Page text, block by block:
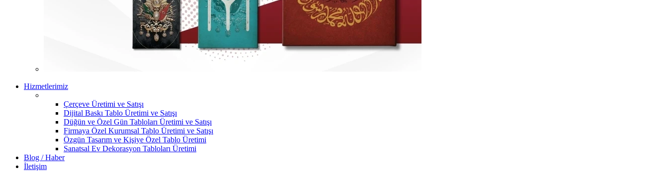
Hizmetlerimiz
Çerçeve Üretimi ve Satışı
Dijital Baskı Tablo Üretimi ve Satışı
Düğün ve Özel Gün Tabloları Üretimi ve Satışı
Firmaya Özel Kurumsal Tablo Üretimi ve Satışı
Özgün Tasarım ve Kişiye Özel Tablo Üretimi
Sanatsal Ev Dekorasyon Tabloları Üretimi
Blog / Haber
İletişim